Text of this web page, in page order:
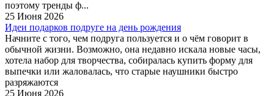
поэтому тренды ф...
25 Июня 2026
Идеи подарков подруге на день рождения
Начните с того, чем подруга пользуется и о чём говорит в
обычной жизни. Возможно, она недавно искала новые часы,
хотела набор для творчества, собиралась купить форму для
выпечки или жаловалась, что старые наушники быстро
разряжаются
25 Июня 2026